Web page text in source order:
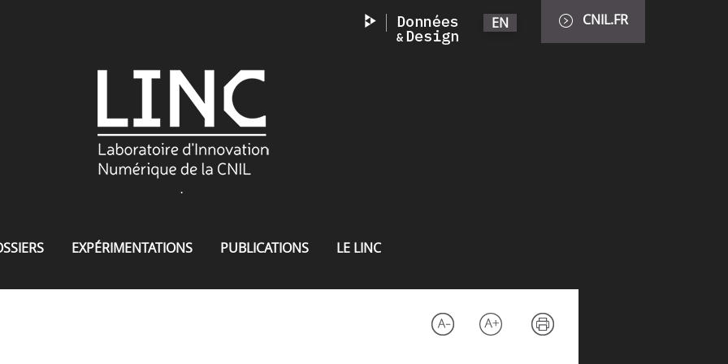
EN CNIL.FR
.
EXPÉRIMENTATIONS PUBLICATIONS LE LINC